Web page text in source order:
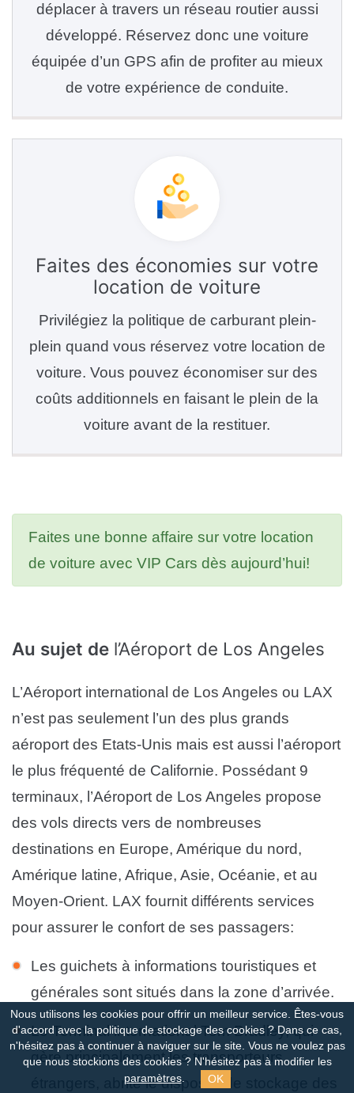
déplacer à travers un réseau routier aussi
développé. Réservez donc une voiture
équipée d’un GPS afin de profiter au mieux
de votre expérience de conduite.
Faites des économies sur votre
location de voiture
Privilégiez la politique de carburant plein-
plein quand vous réservez votre location de
voiture. Vous pouvez économiser sur des
coûts additionnels en faisant le plein de la
voiture avant de la restituer.
Faites une bonne affaire sur votre location
de voiture avec VIP Cars dès aujourd’hui!
Au sujet de l’Aéroport de Los Angeles
L’Aéroport international de Los Angeles ou LAX
n’est pas seulement l’un des plus grands
aéroport des Etats-Unis mais est aussi l’aéroport
le plus fréquenté de Californie. Possédant 9
terminaux, l’Aéroport de Los Angeles propose
des vols directs vers de nombreuses
destinations en Europe, Amérique du nord,
Amérique latine, Afrique, Asie, Océanie, et au
Moyen-Orient. LAX fournit différents services
pour assurer le confort de ses passagers:
Les guichets à informations touristiques et
générales sont situés dans la zone d’arrivée.
Le Terminal international Tom Bradley, qui
gère principalement les transporteurs
étrangers, abrite le dispositif de stockage des
Nous utilisons les cookies pour offrir un meilleur service. Êtes-vous
d'accord avec la politique de stockage des cookies ? Dans ce cas,
n'hésitez pas à continuer à naviguer sur le site. Vous ne voulez pas
que nous stockions des cookies ? N'hésitez pas à modifier les
paramètres. OK